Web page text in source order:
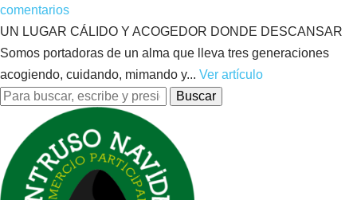
comentarios
UN LUGAR CÁLIDO Y ACOGEDOR DONDE DESCANSAR
Somos portadoras de un alma que lleva tres generaciones
acogiendo, cuidando, mimando y... Ver artículo
Buscar